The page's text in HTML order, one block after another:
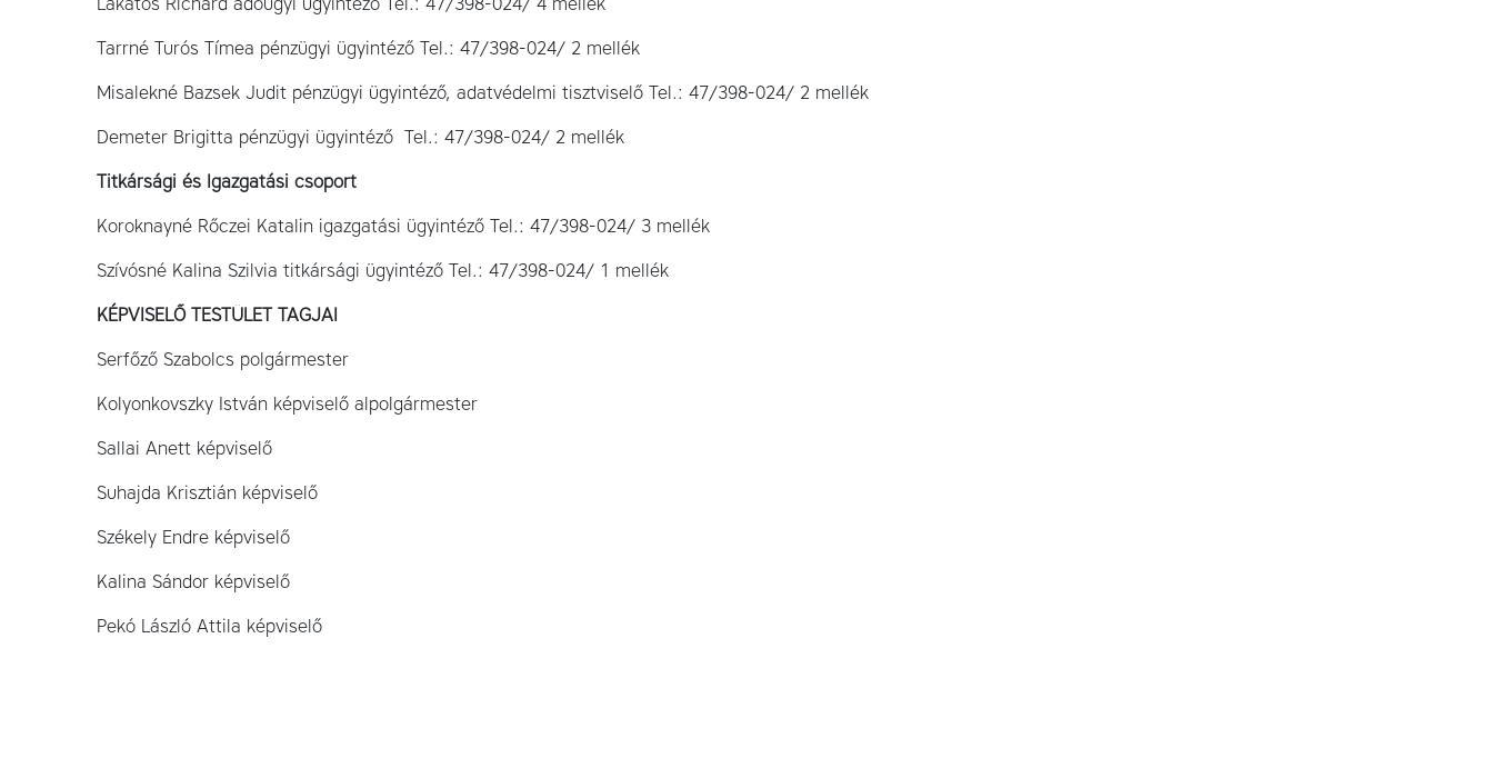
Tarrné Turós Tímea pénzügyi ügyintéző Tel.: 47/398-024/ 2 mellék
Misalekné Bazsek Judit pénzügyi ügyintéző, adatvédelmi tisztviselő Tel.: 47/398-024/ 2 mellék
Demeter Brigitta pénzügyi ügyintéző Tel.: 47/398-024/ 2 mellék
Titkársági és Igazgatási csoport
Koroknayné Rőczei Katalin igazgatási ügyintéző Tel.: 47/398-024/ 3 mellék
Szívósné Kalina Szilvia titkársági ügyintéző Tel.: 47/398-024/ 1 mellék
KÉPVISELŐ TESTÜLET TAGJAI
Serfőző Szabolcs polgármester
Kolyonkovszky István képviselő alpolgármester
Sallai Anett képviselő
Suhajda Krisztián képviselő
Székely Endre képviselő
Kalina Sándor képviselő
Pekó László Attila képviselő